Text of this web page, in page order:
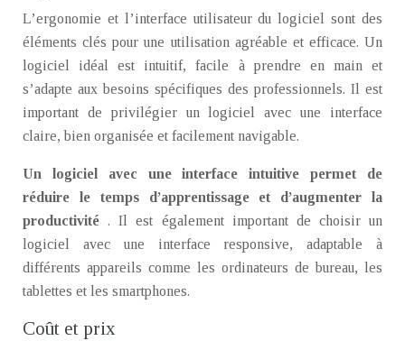
L’ergonomie et l’interface utilisateur du logiciel sont des
éléments clés pour une utilisation agréable et efficace. Un
logiciel idéal est intuitif, facile à prendre en main et
s’adapte aux besoins spécifiques des professionnels. Il est
important de privilégier un logiciel avec une interface
claire, bien organisée et facilement navigable.
Un logiciel avec une interface intuitive permet de
réduire le temps d’apprentissage et d’augmenter la
productivité . Il est également important de choisir un
logiciel avec une interface responsive, adaptable à
différents appareils comme les ordinateurs de bureau, les
tablettes et les smartphones.
Coût et prix